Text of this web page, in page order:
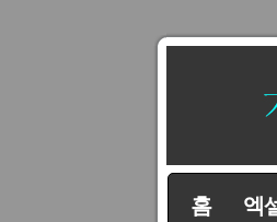
홈 엑